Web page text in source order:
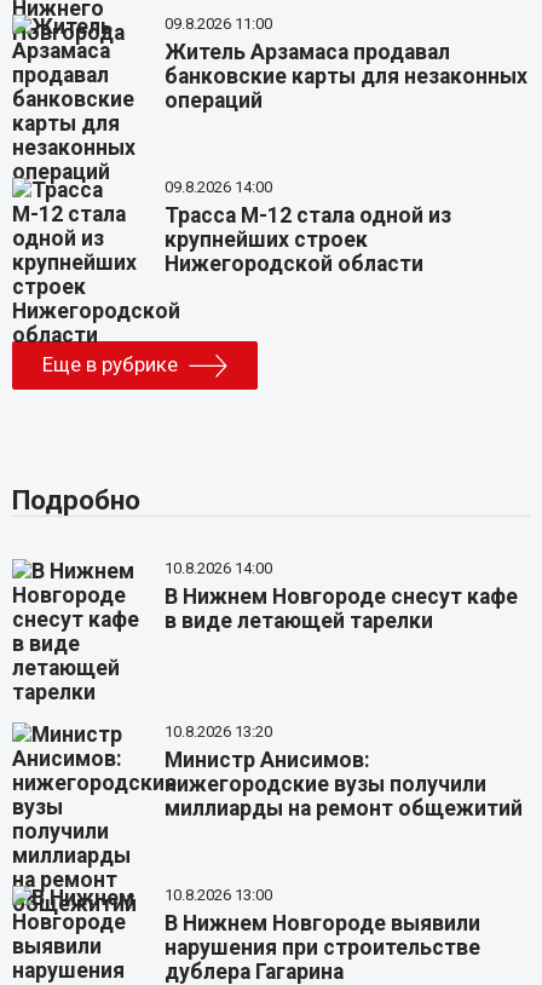
09.8.2026 11:00
Житель Арзамаса продавал
банковские карты для незаконных
операций
09.8.2026 14:00
Трасса М-12 стала одной из
крупнейших строек
Нижегородской области
Еще в рубрике
Подробно
10.8.2026 14:00
В Нижнем Новгороде снесут кафе
в виде летающей тарелки
10.8.2026 13:20
Министр Анисимов:
нижегородские вузы получили
миллиарды на ремонт общежитий
10.8.2026 13:00
В Нижнем Новгороде выявили
нарушения при строительстве
дублера Гагарина